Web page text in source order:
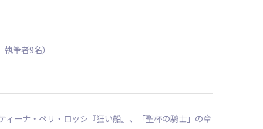
筆者9名）
ーナ・ペリ・ロッシ『狂い船』、「聖杯の騎士」の章